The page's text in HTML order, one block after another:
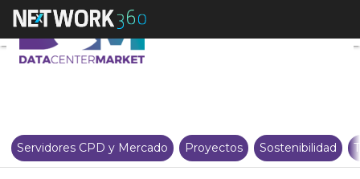
Schneider Electric se
Servidores CPD y Mercado Proyectos Sostenibilidad